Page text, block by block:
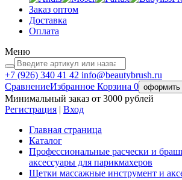
Заказ оптом
Доставка
Оплата
Меню
+7 (926) 340 41 42 info@beautybrush.ru
СравнениеИзбранное Корзина 0 оформить
Минимальный заказ от 3000 рублей
Регистрация | Вход
Главная страница
Каталог
Профессиональные расчески и
аксессуары для парикмахеров
Щетки массажные инструмент и